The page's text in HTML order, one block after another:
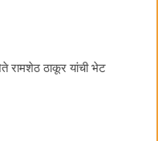
रामशेठ ठाकूर यांची भेट